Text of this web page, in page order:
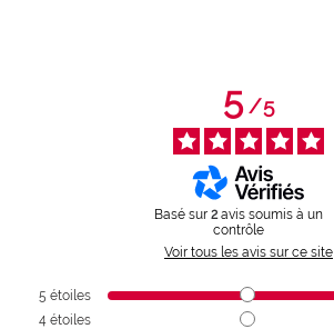
5/5
Basé sur 2 avis soumis à un
contrôle
Voir tous les avis sur ce site
5 étoiles
4 étoiles